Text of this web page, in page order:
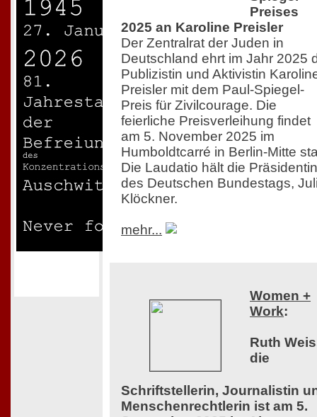
Preises
2025 an Karoline Preisler
Der Zentralrat der Juden in
Deutschland ehrt im Jahr 2025
Publizistin und Aktivistin
Preisler mit dem Paul-Spiegel-
Preis für Zivilcourage. Die
feierliche Preisverleihung findet
am 5. November 2025 im
Humboldtcarré in Berlin-Mitte
Die Laudatio hält die Präsidentin
des Deutschen Bundestags,
Klöckner.
mehr...
Women +
Work:
Ruth
die
Schriftstellerin, Journalistin
Menschenrechtlerin ist am 5.